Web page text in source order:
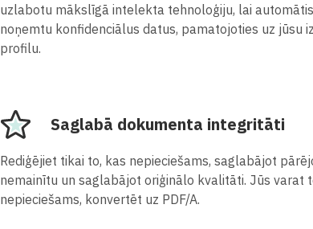
uzlabotu mākslīgā intelekta tehnoloģiju, lai
noņemtu konfidenciālus datus, pamatojoties uz jūsu
profilu.
Saglabā dokumenta integritāti
Rediģējiet tikai to, kas nepieciešams, saglabājot
nemainītu un saglabājot oriģinālo kvalitāti. Jūs varat
nepieciešams, konvertēt uz PDF/A.